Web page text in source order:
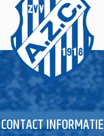
CONTACT INFORMATIE